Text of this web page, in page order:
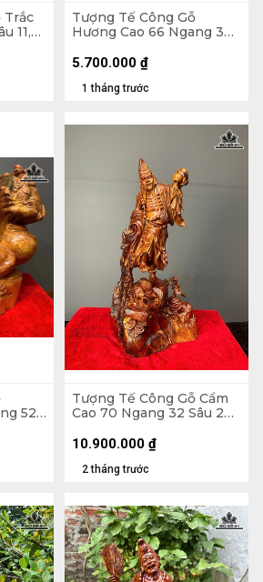
Trắc
11,5
Tượng Tế Công Gỗ
Hương Cao 66 Ngang 33
1 tháng trước
5.700.000 ₫
52
Tượng Tế Công Gỗ Cẩm
Cao 70 Ngang 32 Sâu 28
2 tháng trước
10.900.000 ₫